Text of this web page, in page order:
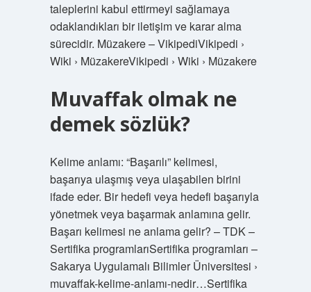
taleplerini kabul ettirmeyi sağlamaya
odaklandıkları bir iletişim ve karar alma
sürecidir. Müzakere – VikipediVikipedi ›
Wiki › MüzakereVikipedi › Wiki › Müzakere
Muvaffak olmak ne
demek sözlük?
Kelime anlamı: “Başarılı” kelimesi,
başarıya ulaşmış veya ulaşabilen birini
ifade eder. Bir hedefi veya hedefi başarıyla
yönetmek veya başarmak anlamına gelir.
Başarı kelimesi ne anlama gelir? – TDK –
Sertifika programlarıSertifika programları –
Sakarya Uygulamalı Bilimler Üniversitesi ›
muvaffak-kelime-anlamı-nedir…Sertifika